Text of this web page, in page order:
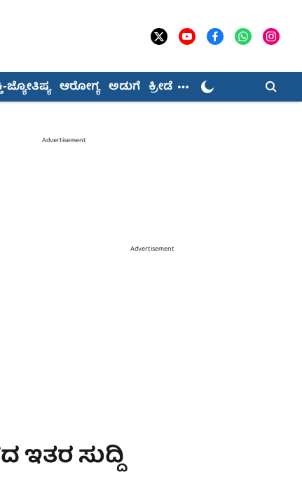
ಜ್ಯೋತಿಷ್ಯ ಆರೋಗ್ಯ ಅಡುಗೆ ಕ್ರೀಡೆ
Advertisement
Advertisement
ಇತರ ಸುದ್ದಿ